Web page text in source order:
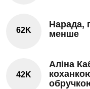
62K
Нарада,
менше
42K
Аліна